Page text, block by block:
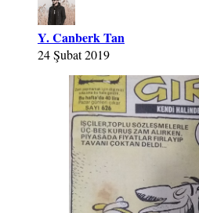
Y. Canberk Tan
24 Şubat 2019